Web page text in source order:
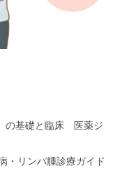
の基礎と臨床 医薬ジ
・リンパ腫診療ガイド